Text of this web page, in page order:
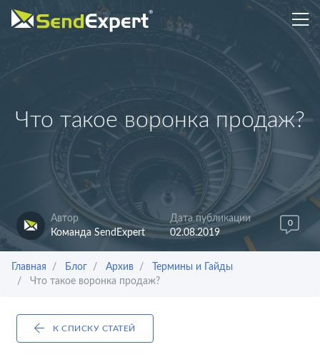
Что такое воронка продаж?
Автор
Команда SendExpert
Дата публикации
02.08.2019
0
Главная Блог Архив
Термины и Гайды
Что такое воронка продаж?
К СПИСКУ СТАТЕЙ